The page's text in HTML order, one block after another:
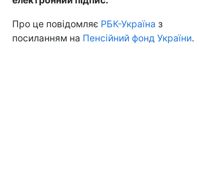
Про це повідомляє РБК-Україна з
посиланням на Пенсійний фонд України.